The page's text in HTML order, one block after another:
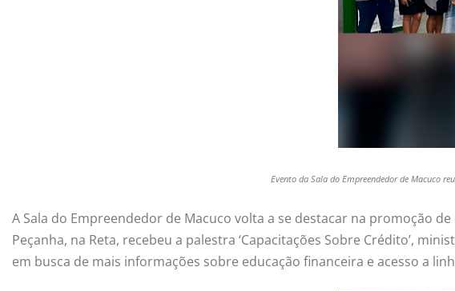
Evento da Sala do Empreendedor de Macuco
A Sala do Empreendedor de Macuco volta a se destacar na promoção
Peçanha, na Reta, recebeu a palestra ‘Capacitações Sobre Crédito’,
em busca de mais informações sobre educação financeira e acesso a